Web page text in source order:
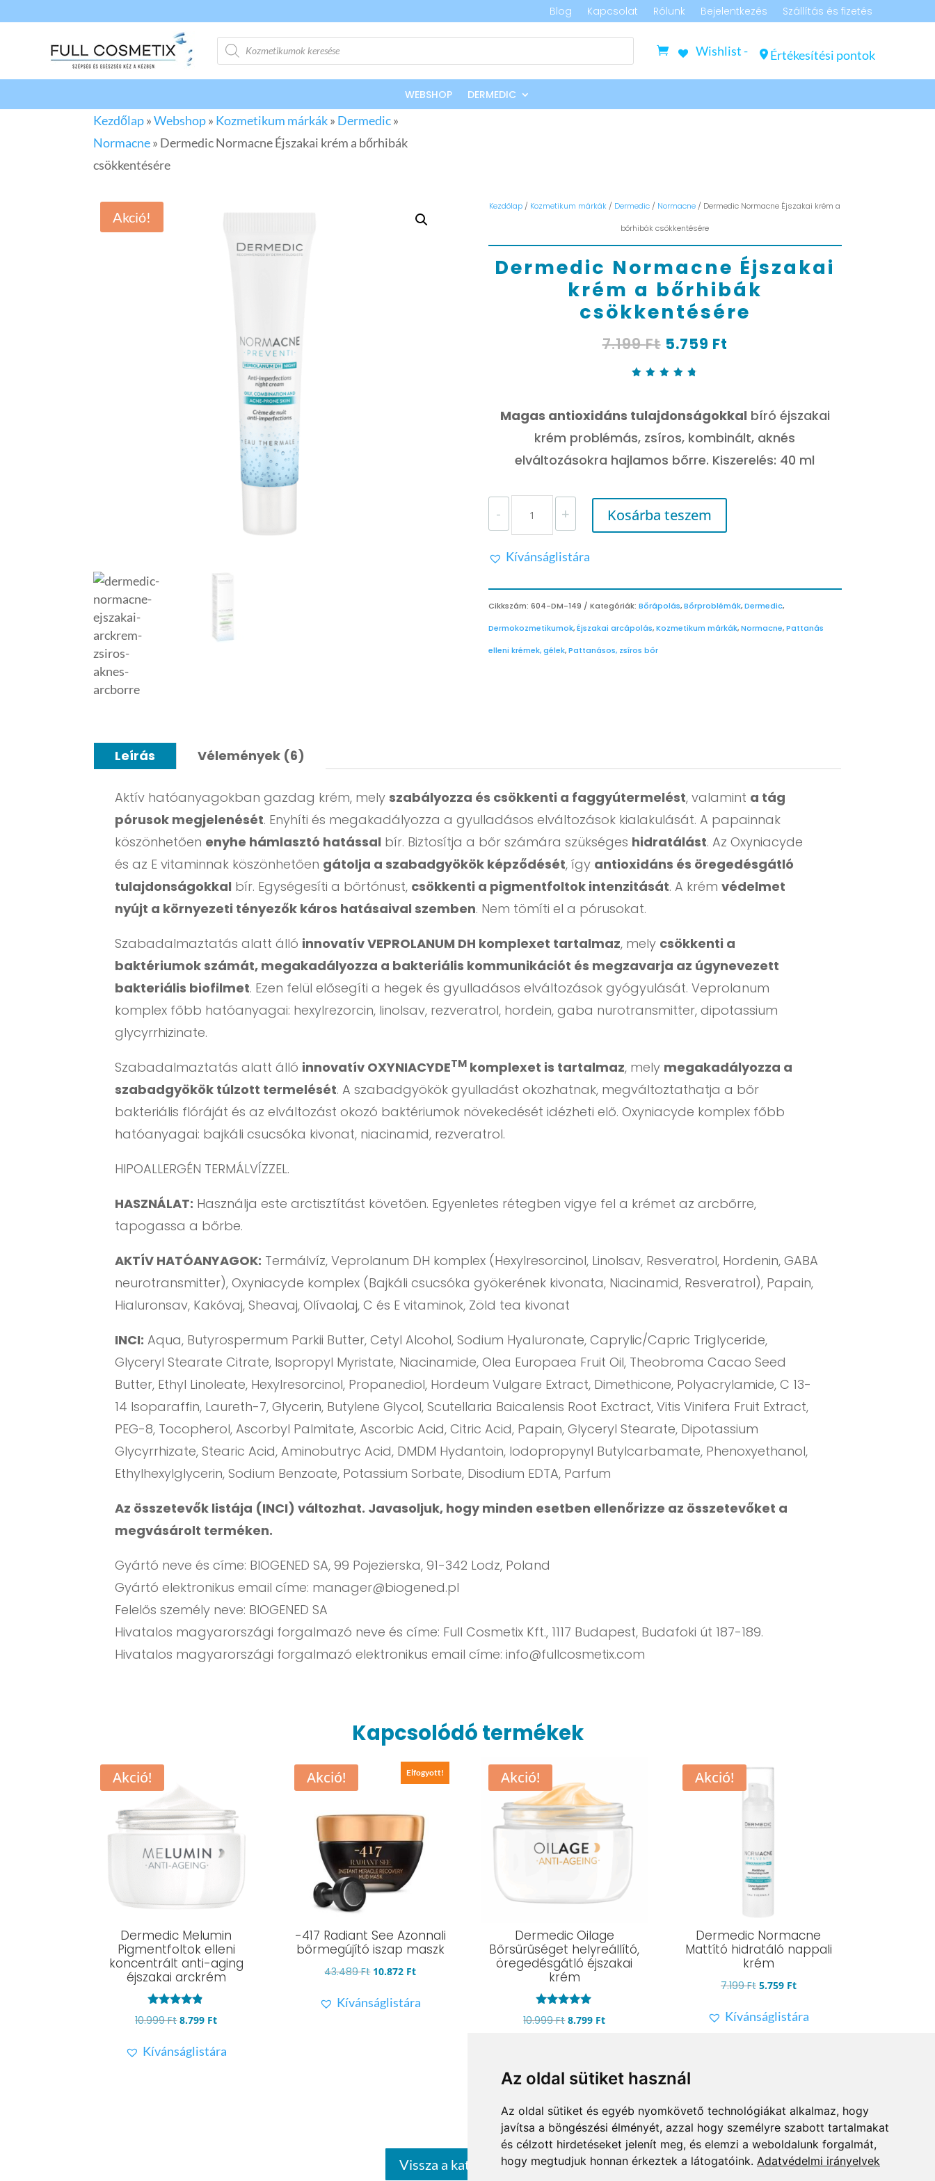
Az oldal sütiket használ
Az oldal sütiket és egyéb nyomkövető technológiákat alkalmaz, hogy
javítsa a böngészési élményét, azzal hogy személyre szabott tartalmakat
és célzott hirdetéseket jelenít meg, és elemzi a weboldalunk forgalmát,
hogy megtudjuk honnan érkeztek a látogatóink. Adatvédelmi irányelvek
Blog Kapcsolat Rólunk Bejelentkezés Szállítás és fizetés
Products
search
Wishlist - Értékesítési pontok
WEBSHOP DERMEDIC
Kezdőlap»Webshop» Kozmetikum márkák» Dermedic»
Normacne» Dermedic Normacne Éjszakai krém a bőrhibák
csökkentésére
Akció!
Kezdőlap / Kozmetikum márkák / Dermedic / Normacne / Dermedic Normacne Éjszakai krém a
bőrhibák csökkentésére
Dermedic Normacne Éjszakai
krém a bőrhibák
csökkentésére
7.199Ft Original
was:
5.759 Ft
5-ből,
értékelé
s
alapján
Magas antioxidáns tulajdonságokkal bíró éjszakai
krém problémás, zsíros, kombinált, aknés
elváltozásokra hajlamos bőrre. Kiszerelés: 40 ml
-
DERMEDIC
NORMACNE
ÉJSZAKAI
A
CSÖKKENTÉSÉRE
MENNYISÉG
+ Kosárba teszem
Kívánságlistára
Cikkszám: 604-DM-149 Kategóriák: Bőrápolás,Bőrproblémák,Dermedic,
Dermokozmetikumok,Éjszakai arcápolás,Kozmetikum márkák,Normacne,Pattanás
elleni krémek, gélek,Pattanásos, zsíros bőr
Leírás Vélemények (6)
Aktív hatóanyagokban gazdag krém, melyszabályozza és csökkenti a faggyútermelést, valamint a tág
pórusok megjelenését. Enyhíti és megakadályozza a gyulladásos elváltozások kialakulását. A papainnak
köszönhetően enyhe hámlasztó hatással bír. Biztosítja a bőr számára szükséges hidratálást. Az Oxyniacyde
és az E vitaminnak köszönhetően gátolja a szabadgyökök képződését, így antioxidáns és öregedésgátló
tulajdonságokkal bír. Egységesíti a bőrtónust, csökkenti a pigmentfoltok intenzitását. A krémvédelmet
nyújt a környezeti tényezők káros hatásaival szemben. Nem tömíti el a pórusokat.
Szabadalmaztatás alatt álló innovatív VEPROLANUM DH komplexet tartalmaz, mely csökkenti a
baktériumok számát, megakadályozza a bakteriális kommunikációt és megzavarja az úgynevezett
bakteriális biofilmet. Ezen felül elősegíti a hegek és gyulladásos elváltozások gyógyulását. Veprolanum
komplex főbb hatóanyagai: hexylrezorcin, linolsav, rezveratrol, hordein, gaba nurotransmitter, dipotassium
glycyrrhizinate.
Szabadalmaztatás alatt álló innovatív OXYNIACYDETM komplexet is tartalmaz, mely megakadályozza a
szabadgyökök túlzott termelését. A szabadgyökök gyulladást okozhatnak, megváltoztathatja a bőr
bakteriális flóráját és az elváltozást okozó baktériumok növekedését idézheti elő. Oxyniacyde komplex főbb
hatóanyagai: bajkáli csucsóka kivonat, niacinamid, rezveratrol.
HIPOALLERGÉN TERMÁLVÍZZEL.
HASZNÁLAT: Használja este arctisztítást követően. Egyenletes rétegben vigye fel a krémet az arcbőrre,
tapogassa a bőrbe.
AKTÍV HATÓANYAGOK: Termálvíz, Veprolanum DH komplex (Hexylresorcinol, Linolsav, Resveratrol, Hordenin, GABA
neurotransmitter), Oxyniacyde komplex (Bajkáli csucsóka gyökerének kivonata, Niacinamid, Resveratrol), Papain,
Hialuronsav, Kakóvaj, Sheavaj, Olívaolaj, C és E vitaminok, Zöld tea kivonat
INCI: Aqua, Butyrospermum Parkii Butter, Cetyl Alcohol, Sodium Hyaluronate, Caprylic/Capric Triglyceride,
Glyceryl Stearate Citrate, Isopropyl Myristate, Niacinamide, Olea Europaea Fruit Oil, Theobroma Cacao Seed
Butter, Ethyl Linoleate, Hexylresorcinol, Propanediol, Hordeum Vulgare Extract, Dimethicone, Polyacrylamide, C 13-
14 Isoparaffin, Laureth-7, Glycerin, Butylene Glycol, Scutellaria Baicalensis Root Exctract, Vitis Vinifera Fruit Extract,
PEG-8, Tocopherol, Ascorbyl Palmitate, Ascorbic Acid, Citric Acid, Papain, Glyceryl Stearate, Dipotassium
Glycyrrhizate, Stearic Acid, Aminobutryc Acid, DMDM Hydantoin, Iodopropynyl Butylcarbamate, Phenoxyethanol,
Ethylhexylglycerin, Sodium Benzoate, Potassium Sorbate, Disodium EDTA, Parfum
Az összetevők listája (INCI) változhat. Javasoljuk, hogy minden esetben ellenőrizze az összetevőket a
megvásárolt terméken.
Gyártó neve és címe: BIOGENED SA, 99 Pojezierska, 91-342 Lodz, Poland
Gyártó elektronikus email címe: manager@biogened.pl
Felelős személy neve: BIOGENED SA
Hivatalos magyarországi forgalmazó neve és címe: Full Cosmetix Kft., 1117 Budapest, Budafoki út 187-189.
Hivatalos magyarországi forgalmazó elektronikus email címe:info@fullcosmetix.com
Kapcsolódó termékek
Akció!
Dermedic Melumin
Pigmentfoltok elleni
koncentrált anti-aging
éjszakai arckrém
Értékelés:
4.67
10.999FtOriginal
was:
8.799 FtCurrent
is:
Kívánságlistára
Akció! Elfogyott!
-417 Radiant See Azonnali
bőrmegújító iszap maszk
43.489Ft Original
was:
10.872 FtCurrent
is:
Kívánságlistára
Akció!
Dermedic Oilage
Bőrsűrűséget helyreállító,
öregedésgátló éjszakai
krém
Értékelés:
5.00
10.999FtOriginal
10.999 Ft.
8.799 FtCurrent
8.799 Ft.
Akció!
Dermedic Normacne
Mattító hidratáló nappali
krém
7.199Ft Original
was:
5.759 FtCurrent
is:
Kívánságlistára
Vissza a kategóriákhoz